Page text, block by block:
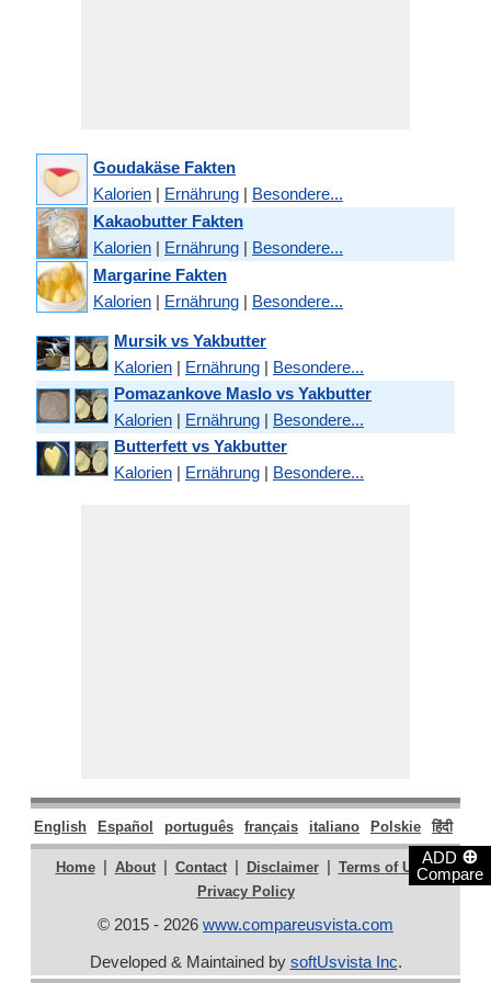
ADD ⊕
Compare
Goudakäse Fakten
Kalorien | Ernährung | Besondere...
Kakaobutter Fakten
Kalorien | Ernährung | Besondere...
Margarine Fakten
Kalorien | Ernährung | Besondere...
Mursik vs Yakbutter
Kalorien | Ernährung | Besondere...
Pomazankove Maslo vs Yakbutter
Kalorien | Ernährung | Besondere...
Butterfett vs Yakbutter
Kalorien | Ernährung | Besondere...
English Español português français italiano Polskie हिंदी
Home | About | Contact | Disclaimer | Terms of Use |
Privacy Policy
© 2015 - 2026 www.compareusvista.com
Developed & Maintained by softUsvista Inc.